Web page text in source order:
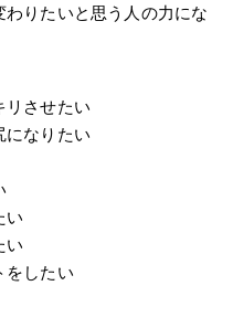
りたいと思う人の力にな
リさせたい
になりたい
い
い
をしたい